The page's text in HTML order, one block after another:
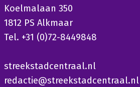
Koelmalaan 350
1812 PS Alkmaar
Tel. +31 (0)72-8449848
streekstadcentraal.nl
redactie@streekstadcentraal.nl